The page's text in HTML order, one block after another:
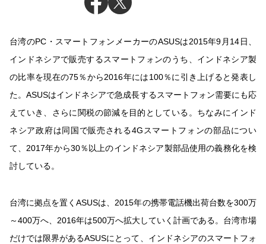
台湾のPC・スマートフォンメーカーのASUSは2015年9月14日、
インドネシアで販売するスマートフォンのうち、インドネシア製
の比率を現在の75％から2016年には100％に引き上げると発表し
た。ASUSはインドネシアで急成長するスマートフォン需要にも応
えていき、さらに関税の節減を目的としている。ちなみにインド
ネシア政府は同国で販売される4Gスマートフォンの部品につい
て、2017年から30％以上のインドネシア製部品使用の義務化を検
討している。
台湾に拠点を置くASUSは、2015年の携帯電話機出荷台数を300万
～400万へ、2016年は500万へ拡大していく計画である。台湾市場
だけでは限界があるASUSにとって、インドネシアのスマートフォ